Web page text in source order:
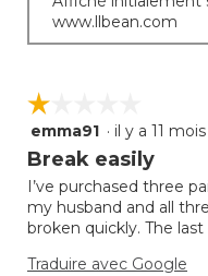
www.llbean.com
☆☆☆☆☆
☆☆☆☆☆
1
étoile(s)
5.
emma91 · il y a 11 mois
Break easily
I’ve purchased three
my husband and all
broken quickly. The
Traduire avec Google